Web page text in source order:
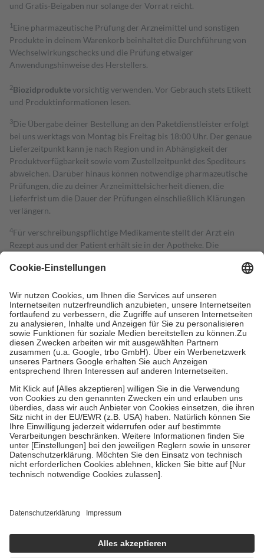
und Gratis-Beigaben nur solange der Vorrat reicht.
1 Eine pharmazeutische Prüfung der Arzneimittel und sonstigen
Produkte in deinem Warenkorb beinhaltet die Durchführung von
Wechselwirkungschecks und die Prüfung etwaiger
Anwendungshinweise des Herstellers.
2Biozidproduktevorsichtig verwenden. Vor Gebrauch stets Etikett
und Produktinformationen lesen.
3Die Übergabe deiner Bestellung an den Paketdienstleister erfolgt
bei uns werktags von Montag bis Freitag bis 18:00 Uhr. Der genaue
Lieferzeitpunkt kann je nach Region und in Abhängigkeit der
Produktverfügbarkeit sowie vom Zustellzeitpunkt des Spediteurs
abweichen. Darüber hinaus können notwendige pharmazeutische
Prüfungen, die zu deiner Arzneimittelsicherheit dienen, die
Lieferfrist um die Dauer der Prüfungen einschließlich Klärungen
verlängern.
4Für verschreibungspflichtige Medikamente stellt der Arzt ein
Rezept aus und der Patient erhält sie in der Apotheke. Die
Kosten dafür, der Versicherte trägt einen Teil davon als Zuzahlung
Grundsätzlich leisten Mitglieder Zuzahlungen in Höhe von zehn
Prozent des Abgabepreises,mindestensjedochfünf Euround
höchstens zehn Euro.Es sind jedoch nie mehr als die tatsächlichen
Kosten der Leistung zu entrichten.
Diese Regeln gelten grundsätzlich auch für Online-Apotheken.
Bei Heilmitteln und häuslicher Krankenpflege beträgt die
Zuzahlung zehn Prozent der Kosten sowie zehn Euro je
Um das Engagement der Versicherten für ihre eigene Gesundheit zu
stärken und die besondere Stellung der Familie zu unterstützen,
fallenkeine Zuzahlungen an bei:
• Kindern und Jugendlichen bis zum vollendeten 18. Lebensjahr
mit Ausnahme der Fahrkosten
• Untersuchungen zur Vorsorge und Früherkennung, die von der
GKV getragen werden
• empfohlenen Schutzimpfungen
Wir nutzen Trusted Shops als unabhängigen Dienstleister für die
getroffen, um sicherzustellen, dass es sich um echte Bewertungen
handelt. Mehr Informationen findest du hier: